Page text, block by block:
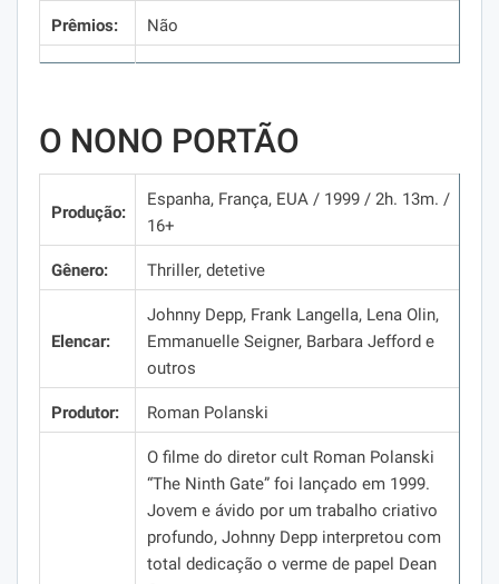
Prêmios: Não
O NONO PORTÃO
Produção:
Espanha, França, EUA / 1999 / 2h. 13m. /
16+
Gênero: Thriller, detetive
Elencar:
Johnny Depp, Frank Langella, Lena Olin,
Emmanuelle Seigner, Barbara Jefford e
outros
Produtor: Roman Polanski
O filme do diretor cult Roman Polanski
“The Ninth Gate” foi lançado em 1999.
Jovem e ávido por um trabalho criativo
profundo, Johnny Depp interpretou com
total dedicação o verme de papel Dean